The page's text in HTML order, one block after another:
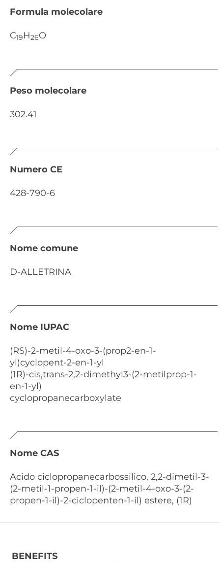
Formula molecolare
C19H26O
Peso molecolare
302.41
Numero CE
428-790-6
Nome comune
D-ALLETRINA
Nome IUPAC
(RS)-2-metil-4-oxo-3-(prop2-en-1-
yl)cyclopent-2-en-1-yl
(1R)-cis,trans-2,2-dimethyl3-(2-metilprop-1-
en-1-yl)
cyclopropanecarboxylate
Nome CAS
Acido ciclopropanecarbossilico, 2,2-dimetil-3-
(2-metil-1-propen-1-il)-(2-metil-4-oxo-3-(2-
propen-1-il)-2-ciclopenten-1-il) estere, (1R)
BENEFITS